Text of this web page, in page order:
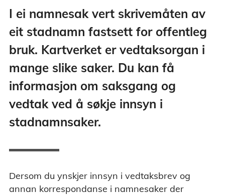
I ei namnesak vert skrivemåten av
eit stadnamn fastsett for offentleg
bruk. Kartverket er vedtaksorgan i
mange slike saker. Du kan få
informasjon om saksgang og
vedtak ved å søkje innsyn i
stadnamnsaker.
Dersom du ynskjer innsyn i vedtaksbrev og
annan korrespondanse i namnesaker der